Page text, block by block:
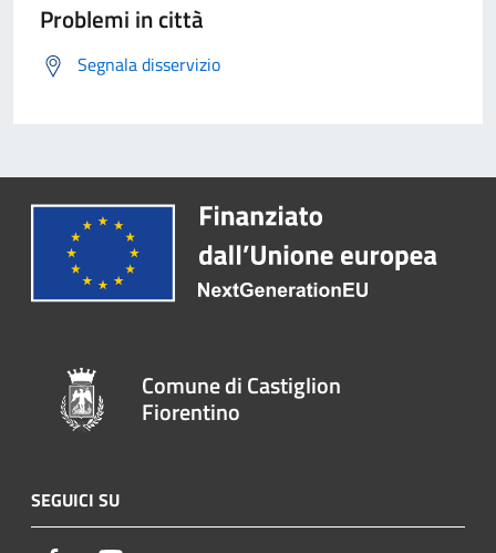
Problemi in città
Segnala disservizio
Comune di Castiglion
Fiorentino
SEGUICI SU